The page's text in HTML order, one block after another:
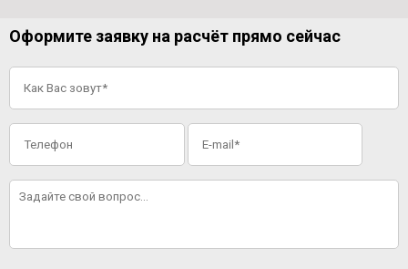
Оформите заявку на расчёт прямо сейчас